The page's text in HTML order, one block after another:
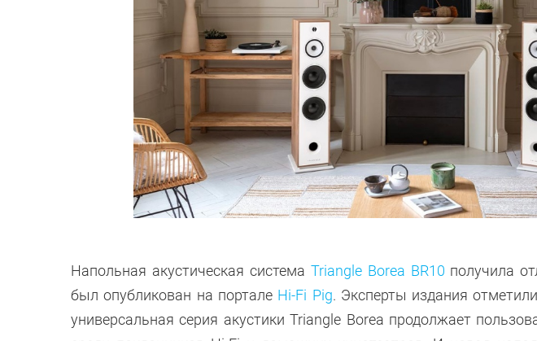
Напольная акустическая система Triangle Boreа BR10 получила
был опубликован на портале Hi-Fi Pig. Эксперты издания
универсальная серия акустики Triangle Borea продолжает